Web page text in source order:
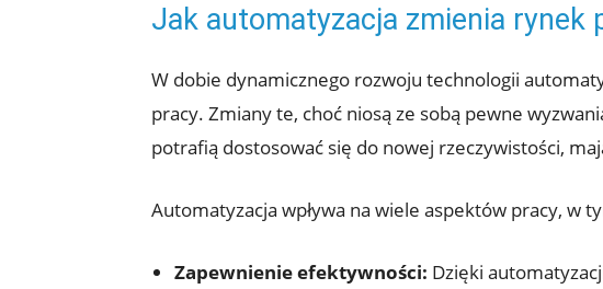
Jak automatyzacja zmienia rynek
W dobie dynamicznego rozwoju technologii
pracy. Zmiany te, choć niosą ze sobą pewne
potrafią dostosować się do nowej rzeczywistości,
Automatyzacja wpływa na wiele aspektów pracy, w
Zapewnienie efektywności: Dzięki